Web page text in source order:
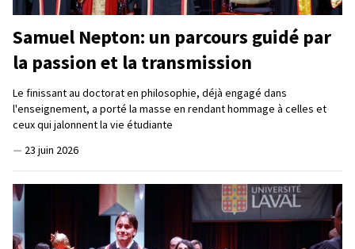
Samuel Nepton: un parcours guidé par
la passion et la transmission
Le finissant au doctorat en philosophie, déjà engagé dans
l'enseignement, a porté la masse en rendant hommage à celles et
ceux qui jalonnent la vie étudiante
— 23 juin 2026